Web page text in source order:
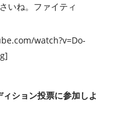
いね。ファイティ
watch?v=Do-
ション投票に参加しよ